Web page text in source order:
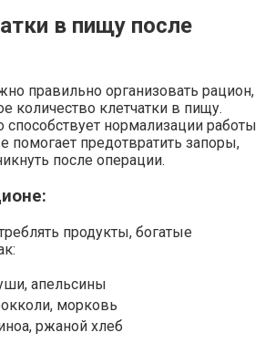
в пищу после
правильно организовать рацион,
количество клетчатки в пищу.
способствует нормализации работы
помогает предотвратить запоры,
после операции.
продукты, богатые
апельсины
морковь
ржаной хлеб